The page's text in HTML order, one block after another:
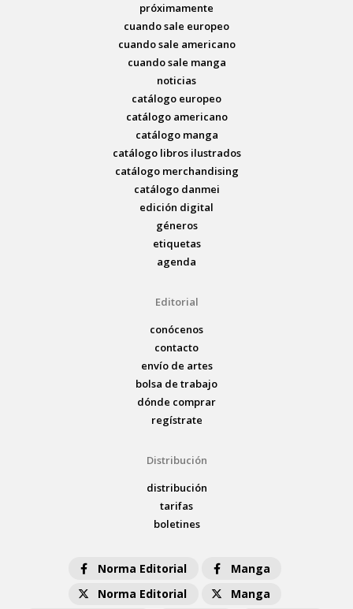
próximamente
cuando sale europeo
cuando sale americano
cuando sale manga
noticias
catálogo europeo
catálogo americano
catálogo manga
catálogo libros ilustrados
catálogo merchandising
catálogo danmei
edición digital
géneros
etiquetas
agenda
Editorial
conócenos
contacto
envío de artes
bolsa de trabajo
dónde comprar
regístrate
Distribución
distribución
tarifas
boletines
Norma Editorial
Manga
Norma Editorial
Manga